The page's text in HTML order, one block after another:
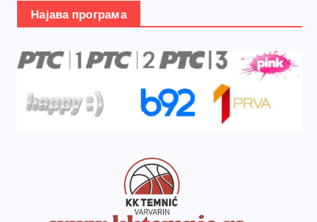
Најава програма